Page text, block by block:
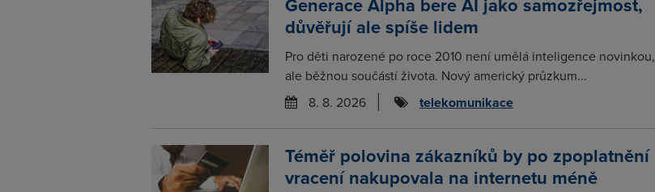
důvěřují ale spíše lidem
Pro děti narozené po roce 2010 není umělá inteligence novinkou,
ale běžnou součástí života. Nový americký průzkum...
8. 8. 2026
telekomunikace
Téměř polovina zákazníků by po zpoplatnění
vracení nakupovala na internetu méně